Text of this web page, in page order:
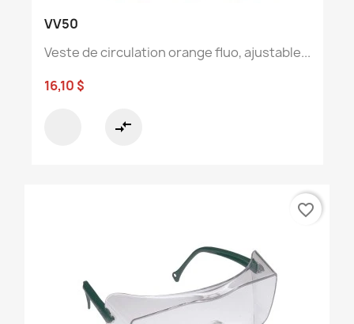
VV50
Veste de circulation orange fluo, ajustable...
16,10 $
compare_arrows
favorite_border